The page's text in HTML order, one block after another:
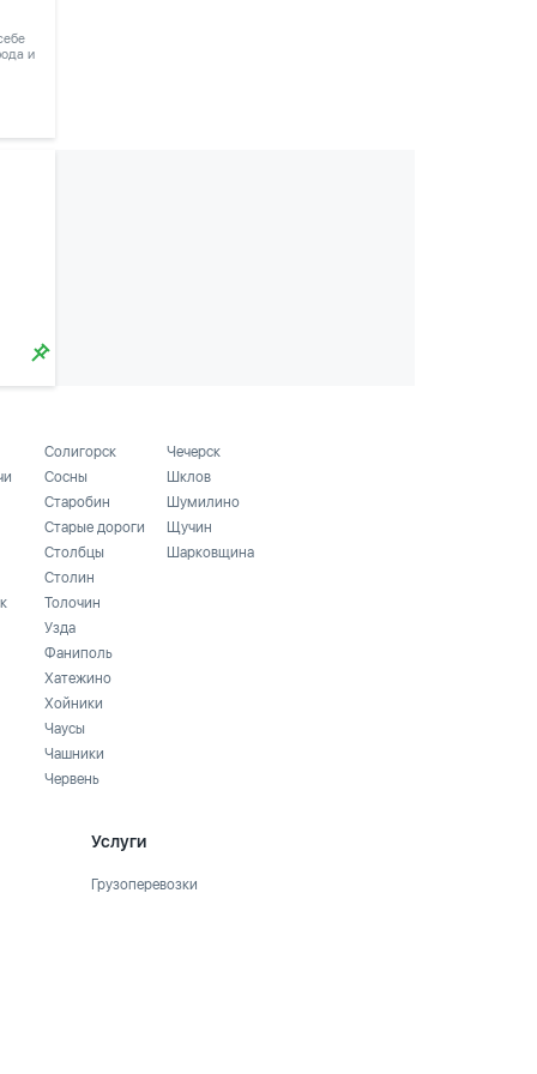
и
Солигорск
Сосны
Старобин
Старые дороги
Столбцы
Столин
Толочин
Узда
Фаниполь
Хатежино
Хойники
Чаусы
Чашники
Червень
Чечерск
Шклов
Шумилино
Щучин
Шарковщина
Услуги
Грузоперевозки